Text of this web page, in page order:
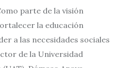
parte de la visión
la educación
a las necesidades sociales
de la Universidad